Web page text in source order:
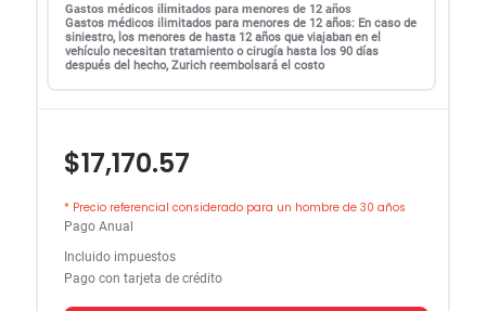
Gastos médicos ilimitados para menores de 12 años
Gastos médicos ilimitados para menores de 12 años: En caso de
siniestro, los menores de hasta 12 años que viajaban en el
vehículo necesitan tratamiento o cirugía hasta los 90 días
después del hecho, Zurich reembolsará el costo
$17,170.57
* Precio referencial considerado para un hombre de 30 años
Pago Anual
Incluido impuestos
Pago con tarjeta de crédito